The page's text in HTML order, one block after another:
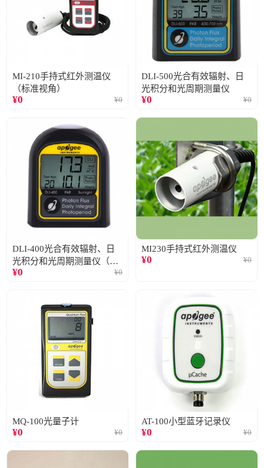
MI-210手持式红外测温仪
（标准视角）
¥0 ¥0
DLI-500光合有效辐射、日
光积分和光周期测量仪
¥0 ¥0
DLI-400光合有效辐射、日
光积分和光周期测量仪（仅
阳光）
¥0 ¥0
MI230手持式红外测温仪
¥0 ¥0
MQ-100光量子计
¥0 ¥0
AT-100小型蓝牙记录仪
¥0 ¥0